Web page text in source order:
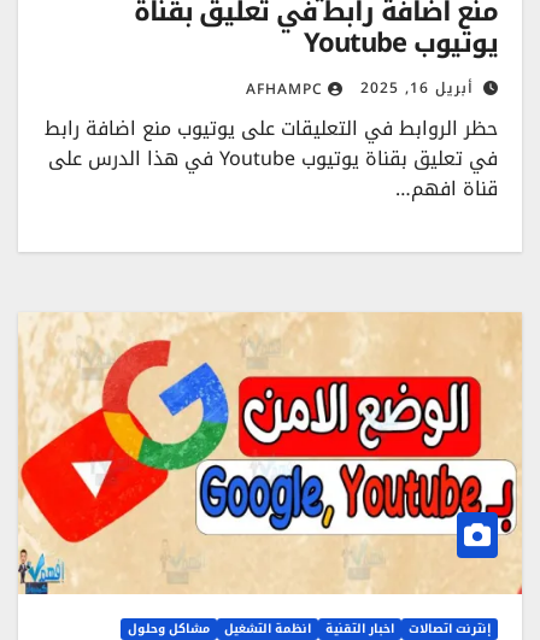
منع اضافة رابط في تعليق بقناة
يوتيوب Youtube
أبريل 16, 2025 AFHAMPC
حظر الروابط في التعليقات على يوتيوب منع اضافة رابط
في تعليق بقناة يوتيوب Youtube في هذا الدرس على
قناة افهم…
إنترنت اتصالات اخبار التقنية انظمة التشغيل مشاكل وحلول